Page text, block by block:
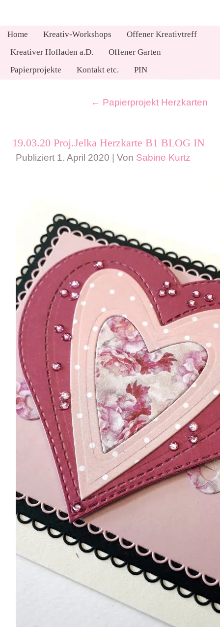
Home Kreativ-Workshops
Offener Kreativtreff
Kreativer Hofladen a.D.
Offener Garten
Papierprojekte
Kontakt etc. PIN
← Papierprojekt Herzkarten
19.03.20 Proj.Jelka Herzkarte B1 BLOG IN
Publiziert 1. April 2020 Von Sabine Kurtz